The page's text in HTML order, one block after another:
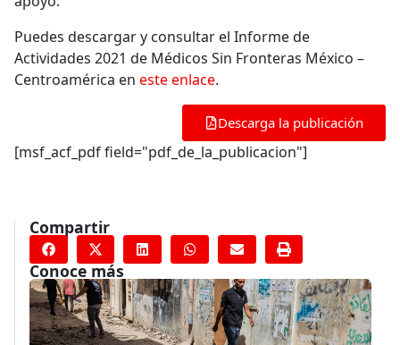
Puedes descargar y consultar el Informe de
Actividades 2021 de Médicos Sin Fronteras México –
Centroamérica en este enlace.
Descarga la publicación
[msf_acf_pdf field="pdf_de_la_publicacion"]
Compartir
Conoce más